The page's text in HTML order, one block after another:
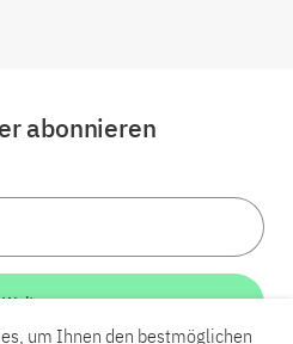
abonnieren
Weiter
um Ihnen den bestmöglichen